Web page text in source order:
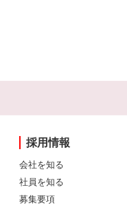
採用情報
会社を知る
社員を知る
募集要項